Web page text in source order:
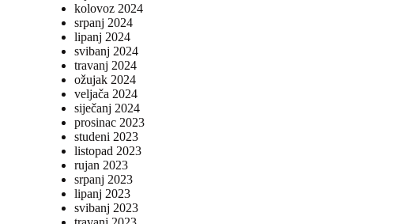
kolovoz 2024
srpanj 2024
lipanj 2024
svibanj 2024
travanj 2024
ožujak 2024
veljača 2024
siječanj 2024
prosinac 2023
studeni 2023
listopad 2023
rujan 2023
srpanj 2023
lipanj 2023
svibanj 2023